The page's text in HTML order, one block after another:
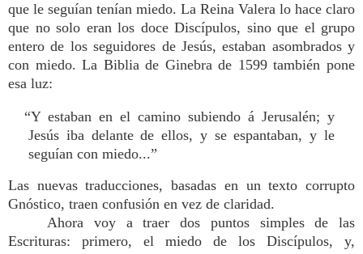
que le seguían tenían miedo. La Reina Valera lo hace claro
que no solo eran los doce Discípulos, sino que el grupo
entero de los seguidores de Jesús, estaban asombrados y
con miedo. La Biblia de Ginebra de 1599 también pone
esa luz:
“Y estaban en el camino subiendo á Jerusalén; y
Jesús iba delante de ellos, y se espantaban, y le
seguían con miedo...”
Las nuevas traducciones, basadas en un texto corrupto
Gnóstico, traen confusión en vez de claridad.
Ahora voy a traer dos puntos simples de las
Escrituras: primero, el miedo de los Discípulos, y,